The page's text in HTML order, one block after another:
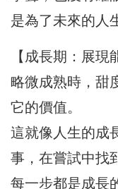
是為了未來的人
【成長期：展現
略微成熟時，甜
它的價值。
這就像人生的成
事，在嘗試中找
每一步都是成長